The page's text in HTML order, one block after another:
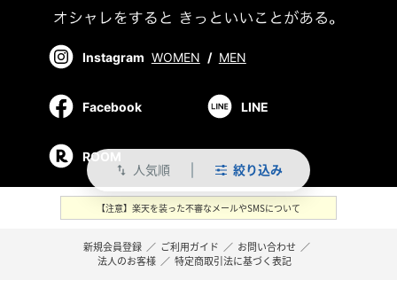
swap_vert 人気順 絞り込み
Instagram WOMEN / MEN
Facebook LINE
ROOM
【注意】楽天を装った不審なメールやSMSについて
新規会員登録 ／ ご利用ガイド ／ お問い合わせ ／
法人のお客様 ／ 特定商取引法に基づく表記